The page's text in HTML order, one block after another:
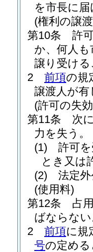
を市長に
(権利の譲
第10条
許
か、何人
譲り受け
2
前項の規
譲渡人が
(許可の失
第11条
次
力を失う。
(1)
許可
とき又は
(2)
法定
(使用料)
第12条
占
ばならな
2
前項に規
号の定め